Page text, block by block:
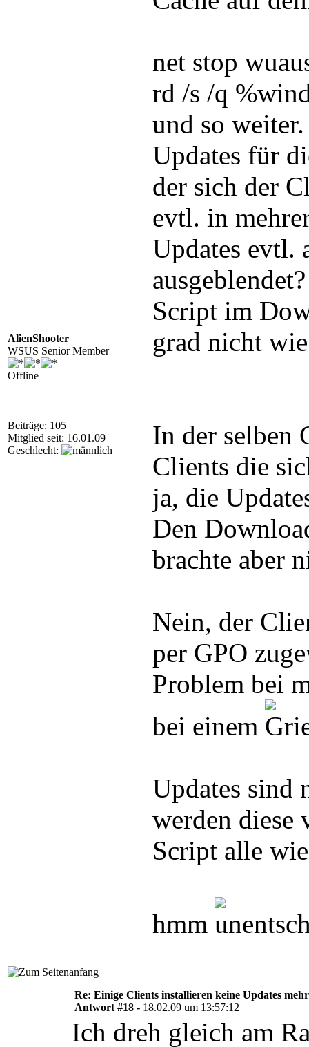
AlienShooter
WSUS Senior Member
Offline
Beiträge: 105
Mitglied seit: 16.01.09
Geschlecht:
net stop
rd /s /q
und so
Updates für
der sich der
evtl. in
Updates evtl.
Script im
grad nicht
In der selben
Clients die
ja, die
Den
brachte aber
Nein, der
per GPO
Problem bei
bei einem
Updates sind
werden diese
Script alle
hmm
Re: Einige Clients installieren keine Updates mehr
Antwort #18 - 18.02.09 um 13:57:12
Ich dreh gleich am